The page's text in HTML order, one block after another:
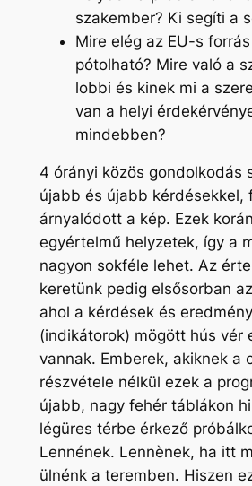
szakember? Ki segíti a
Mire elég az EU-s
pótolható? Mire való a
lobbi és kinek mi a
van a helyi
mindebben?
4 órányi közös gondolkodás
újabb és újabb kérdésekkel,
árnyalódott a kép. Ezek
egyértelmű helyzetek, így a
nagyon sokféle lehet. Az
keretünk pedig elsősorban
ahol a kérdések és
(indikátorok) mögött hús vér
vannak. Emberek, akiknek a
részvétele nélkül ezek a
újabb, nagy fehér táblákon
légüres térbe érkező
Lennének. Lennènek, ha itt
ülnénk a teremben. Hiszen